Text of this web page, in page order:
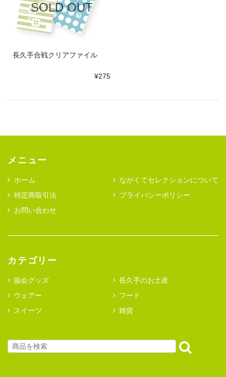
SOLD OUT
長久手合戦クリアファイル
¥275
メニュー
ホーム
ながくてセレクションについて
特定商取引法
プライバシーポリシー
お問い合わせ
カテゴリー
協会グッズ
長久手のお土産
ウェアー
フード
スイーツ
雑貨